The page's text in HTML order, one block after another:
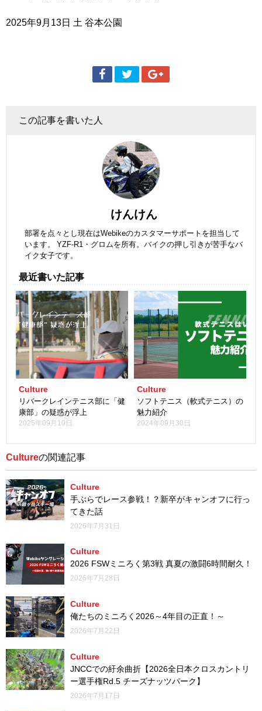
2025年9月13日 土 谷本公園
この記事を書いた人
けんけん
部署を点々とし現在はWebikeのカスタマーサポートを担当して
います。 YZF-R1・グロムを所有。バイクの押し引きが苦手なバ
イク女子です。
最近書いた記事
Culture
リバークレインテニス部に「健
康部」の疑惑が浮上
2025年09月10日
Culture
ソフトテニス（軟式テニス）の
魅力紹介
2024年09月30日
Cultureの関連記事
Culture
手ぶらでレース参戦！？新卒がキャンオフに行っ
てきた話
2026年7月31日
Culture
2026 FSWミニろく第3戦 真夏の激闘6時間耐久！
2026年7月28日
Culture
俺たちのミニろく2026～4年目の正直！～
2026年7月22日
Culture
JNCCでの紆余曲折【2026全日本クロスカントリ
ー選手権Rd.5 チーズナッツパーク】
2026年7月17日